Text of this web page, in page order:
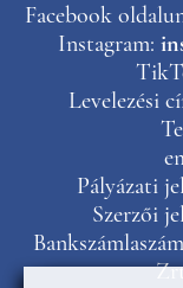
Facebook
Instagram:
Levelezési
Pályázati
Szerzői